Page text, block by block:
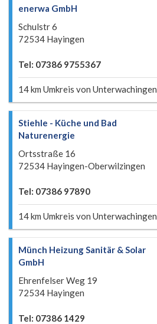
enerwa GmbH
Schulstr 6
72534 Hayingen
Tel: 07386 9755367
14 km Umkreis von Unterwachingen
Stiehle - Küche und Bad
Naturenergie
Ortsstraße 16
72534 Hayingen-Oberwilzingen
Tel: 07386 97890
14 km Umkreis von Unterwachingen
Münch Heizung Sanitär & Solar
GmbH
Ehrenfelser Weg 19
72534 Hayingen
Tel: 07386 1429